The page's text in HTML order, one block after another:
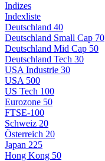
Indizes
Indexliste
Deutschland 40
Deutschland Small Cap 70
Deutschland Mid Cap 50
Deutschland Tech 30
USA Industrie 30
USA 500
US Tech 100
Eurozone 50
FTSE-100
Schweiz 20
Österreich 20
Japan 225
Hong Kong 50